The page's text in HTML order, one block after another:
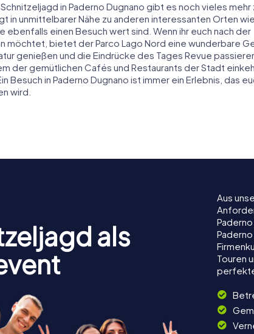
in Paderno Dugnano gibt es noch vieles mehr
in unmittelbarer Nähe zu anderen interessanten Orten
ebenfalls einen Besuch wert sind. Wenn ihr euch nach der
möchtet, bietet der Parco Lago Nord eine wunderbare
genießen und die Eindrücke des Tages Revue
der gemütlichen Cafés und Restaurants der Stadt
Besuch in Paderno Dugnano ist immer ein Erlebnis, das
wird.
als
Aus
Touren